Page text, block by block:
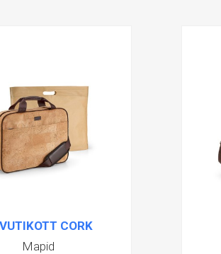
CORK
Mapid